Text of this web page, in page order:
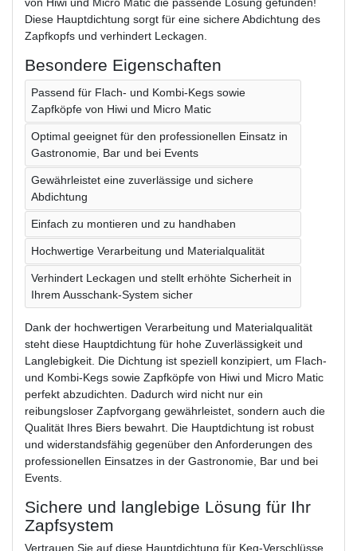
Diese Hauptdichtung sorgt für eine sichere Abdichtung des
Zapfkopfs und verhindert Leckagen.
Besondere Eigenschaften
Passend für Flach- und Kombi-Kegs sowie
Zapfköpfe von Hiwi und Micro Matic
Optimal geeignet für den professionellen Einsatz in
Gastronomie, Bar und bei Events
Gewährleistet eine zuverlässige und sichere
Abdichtung
Einfach zu montieren und zu handhaben
Hochwertige Verarbeitung und Materialqualität
Verhindert Leckagen und stellt erhöhte Sicherheit in
Ihrem Ausschank-System sicher
Dank der hochwertigen Verarbeitung und Materialqualität
steht diese Hauptdichtung für hohe Zuverlässigkeit und
Langlebigkeit. Die Dichtung ist speziell konzipiert, um Flach-
und Kombi-Kegs sowie Zapfköpfe von Hiwi und Micro Matic
perfekt abzudichten. Dadurch wird nicht nur ein
reibungsloser Zapfvorgang gewährleistet, sondern auch die
Qualität Ihres Biers bewahrt. Die Hauptdichtung ist robust
und widerstandsfähig gegenüber den Anforderungen des
professionellen Einsatzes in der Gastronomie, Bar und bei
Events.
Sichere und langlebige Lösung für Ihr
Zapfsystem
Vertrauen Sie auf diese Hauptdichtung für Keg-Verschlüsse